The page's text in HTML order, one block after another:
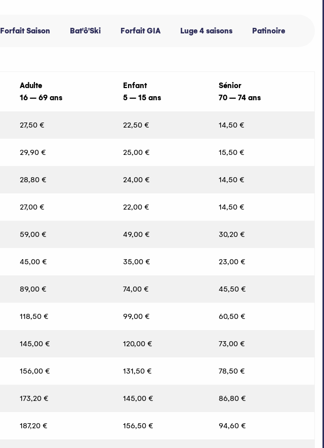
Forfait Saison Bat'ô'Ski Forfait GIA Luge 4 saisons Patinoire
Adulte
16 – 69 ans
Enfant
5 – 15 ans
Sénior
70 – 74 ans
27,50 € 22,50 € 14,50 €
29,90 € 25,00 € 15,50 €
28,80 € 24,00 € 14,50 €
27,00 € 22,00 € 14,50 €
59,00 € 49,00 € 30,20 €
45,00 € 35,00 € 23,00 €
89,00 € 74,00 € 45,50 €
118,50 € 99,00 € 60,50 €
145,00 € 120,00 € 73,00 €
156,00 € 131,50 € 78,50 €
173,20 € 145,00 € 86,80 €
187,20 € 156,50 € 94,60 €